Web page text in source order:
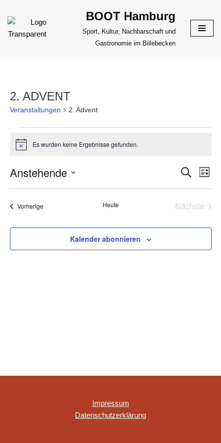
Zum
Inhalt
BOOT Hamburg
Sport, Kultur, Nachbarschaft und
Gastronomie im Billebecken
2. ADVENT
Veranstaltungen 2. Advent
HinweisEs wurden keine Ergebnisse gefunden.
SUCHE
UND
Suche
Liste
Anstehende
VorherigeVeranstaltungen Heute
Nächste
Kalender abonnieren
Impressum
Datenschutzerklärung